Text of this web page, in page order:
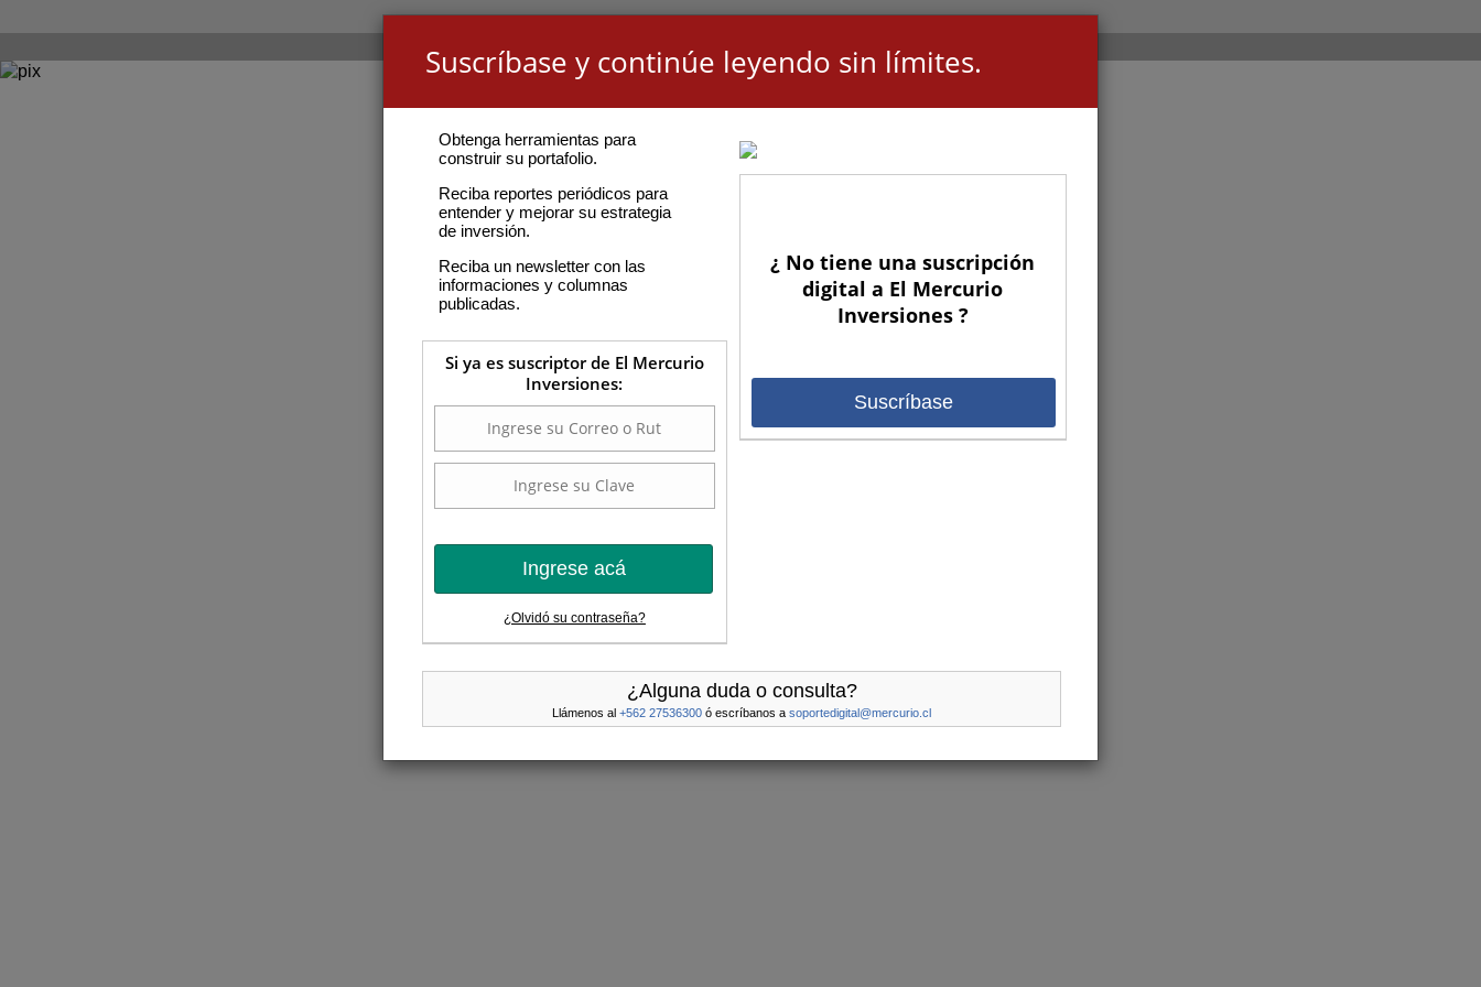
Suscríbase y continúe leyendo sin límites.
Obtenga herramientas para
construir su portafolio.
Reciba reportes periódicos para
entender y mejorar su estrategia
de inversión.
Reciba un newsletter con las
informaciones y columnas
publicadas.
Si ya es suscriptor de El Mercurio
Inversiones:
Ingrese acá
¿Olvidó su contraseña?
¿ No tiene una suscripción
digital a El Mercurio
Inversiones ?
Suscríbase
¿Alguna duda o consulta?
Llámenos al +562 27536300 ó escríbanos a soportedigital@mercurio.cl